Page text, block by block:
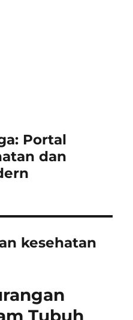
Portal
dan
kesehatan
Tubuh